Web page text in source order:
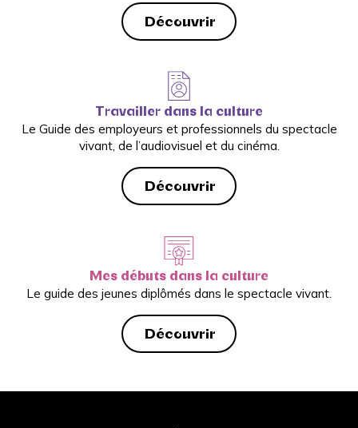
Découvrir
Travailler dans la culture
Le Guide des employeurs et professionnels du spectacle
vivant, de l’audiovisuel et du cinéma.
Découvrir
Mes débuts dans la culture
Le guide des jeunes diplômés dans le spectacle vivant.
Découvrir